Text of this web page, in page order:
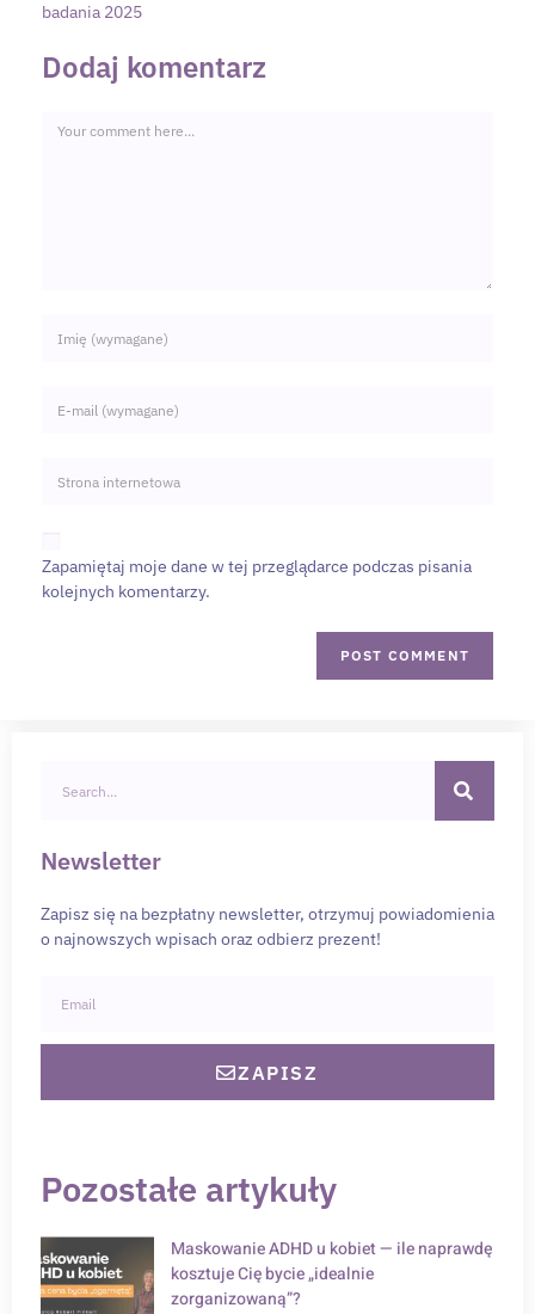
badania 2025
Dodaj komentarz
Zapamiętaj moje dane w tej przeglądarce podczas pisania
kolejnych komentarzy.
Newsletter
Zapisz się na bezpłatny newsletter, otrzymuj powiadomienia
o najnowszych wpisach oraz odbierz prezent!
ZAPISZ
Pozostałe artykuły
Maskowanie ADHD u kobiet — ile naprawdę
kosztuje Cię bycie „idealnie
zorganizowaną”?